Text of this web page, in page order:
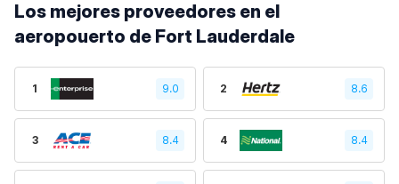
Los mejores proveedores en el
aeropouerto de Fort Lauderdale
1 9.0 2 8.6
3 8.4 4 8.4